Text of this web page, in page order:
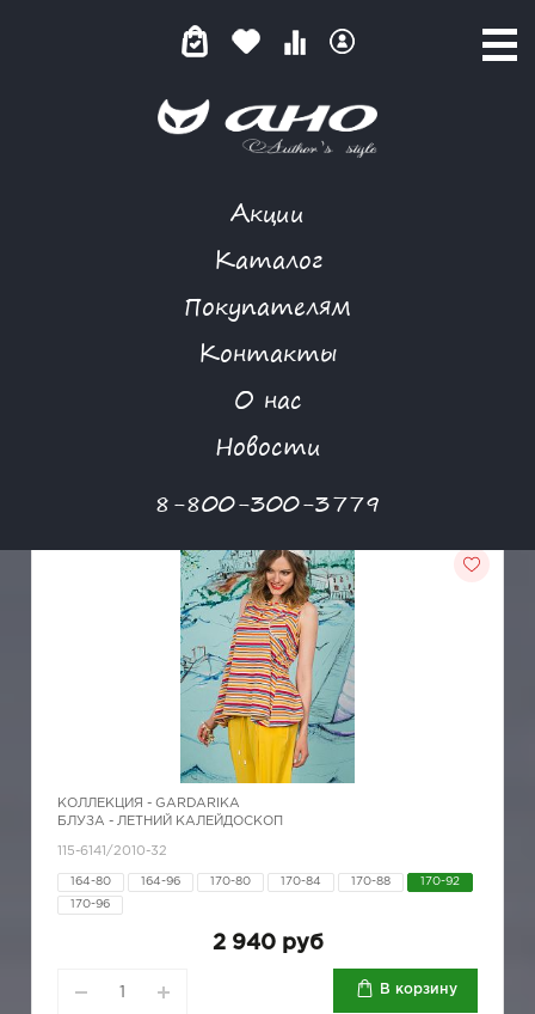
Акции
Каталог
Покупателям
Контакты
О нас
Новости
8-800-300-3779
GARDARIKA
КОЛЛЕКЦИЯ - GARDARIKA
БЛУЗА - ЛЕТНИЙ КАЛЕЙДОСКОП
115-6141/2010-32
164-80 164-96 170-80 170-84 170-88 170-92
170-96
2 940 руб
В корзину